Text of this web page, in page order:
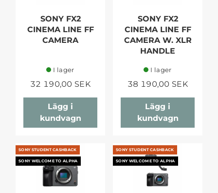
SONY FX2
CINEMA LINE FF
CAMERA
I lager
32 190,00 SEK
Lägg i
kundvagn
SONY FX2
CINEMA LINE FF
CAMERA W. XLR
HANDLE
I lager
38 190,00 SEK
Lägg i
kundvagn
SONY STUDENT CASHBACK
SONY WELCOME TO ALPHA
SONY STUDENT CASHBACK
SONY WELCOME TO ALPHA